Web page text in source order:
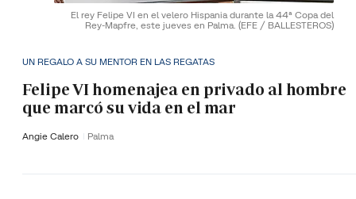
El rey Felipe VI en el velero Hispania durante la 44ª Copa del
Rey-Mapfre, este jueves en Palma. (EFE / BALLESTEROS)
UN REGALO A SU MENTOR EN LAS REGATAS
Felipe VI homenajea en privado al hombre
que marcó su vida en el mar
Angie Calero Palma